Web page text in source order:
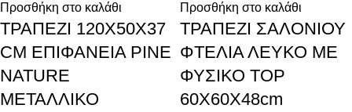
Προσθήκη στο καλάθι
ΤΡΑΠΕΖΙ 120X50X37
CM ΕΠΙΦΑΝΕΙΑ PINE
NATURE
ΜΕΤΑΛΛΙΚΟ
Προσθήκη στο καλάθι
ΤΡΑΠΕΖΙ ΣΑΛΟΝΙΟΥ
ΦΤΕΛΙΑ ΛΕΥΚΟ ΜΕ
ΦΥΣΙΚΟ TOP
60Χ60Χ48cm